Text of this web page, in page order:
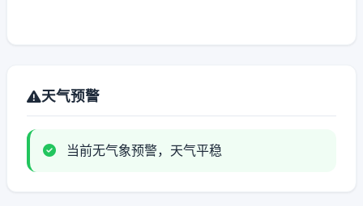
天气预警
当前无气象预警，天气平稳